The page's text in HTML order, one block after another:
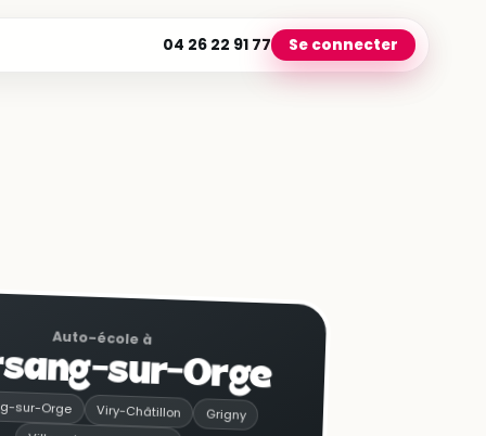
04 26 22 91 77 Se connecter
Auto-école à
sur-Orge
sur-Orge Viry-Châtillon Grigny